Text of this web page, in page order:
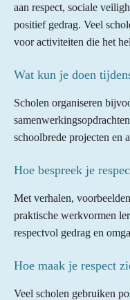
aan respect, sociale
positief gedrag. Veel
voor activiteiten die het
Wat kun je doen
Scholen organiseren
schoolbrede projecten en
Hoe bespreek je
Met verhalen,
praktische werkvormen
respectvol gedrag en
Hoe maak je respect
Veel scholen gebruiken